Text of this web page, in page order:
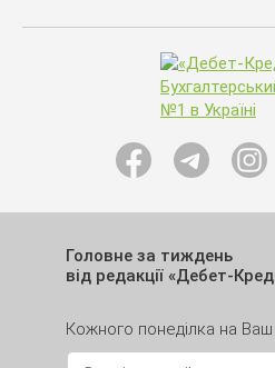
Головне за тиждень
від редакції «Дебет-
Кожного понеділка на